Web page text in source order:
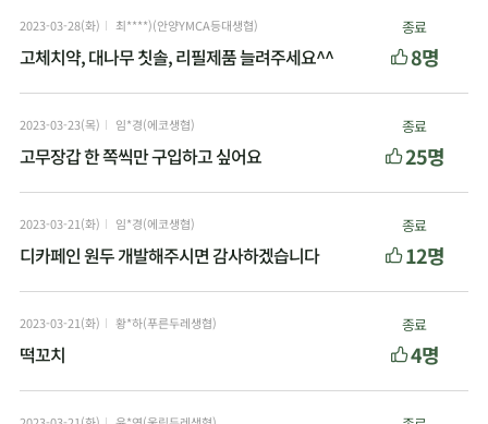
2023-03-28(화) 최****)(안양YMCA등대생협)
고체치약, 대나무 칫솔, 리필제품 늘려주세요^^
종료
8명
2023-03-23(목) 임*경(에코생협)
고무장갑 한 쪽씩만 구입하고 싶어요
종료
25명
2023-03-21(화) 임*경(에코생협)
디카페인 원두 개발해주시면 감사하겠습니다
종료
12명
2023-03-21(화) 황*하(푸른두레생협)
떡꼬치
종료
4명